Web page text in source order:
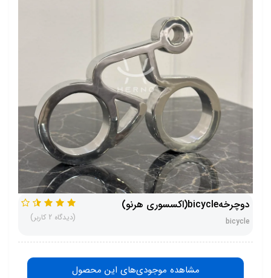
دوچرخهbicycle(اکسسوری هرنو)
bicycle (دیدگاه 2 کاربر)
مشاهده موجودی‌های این محصول